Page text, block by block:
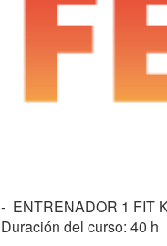
-  ENTRENADOR 1 FIT
Duración del curso: 40 h